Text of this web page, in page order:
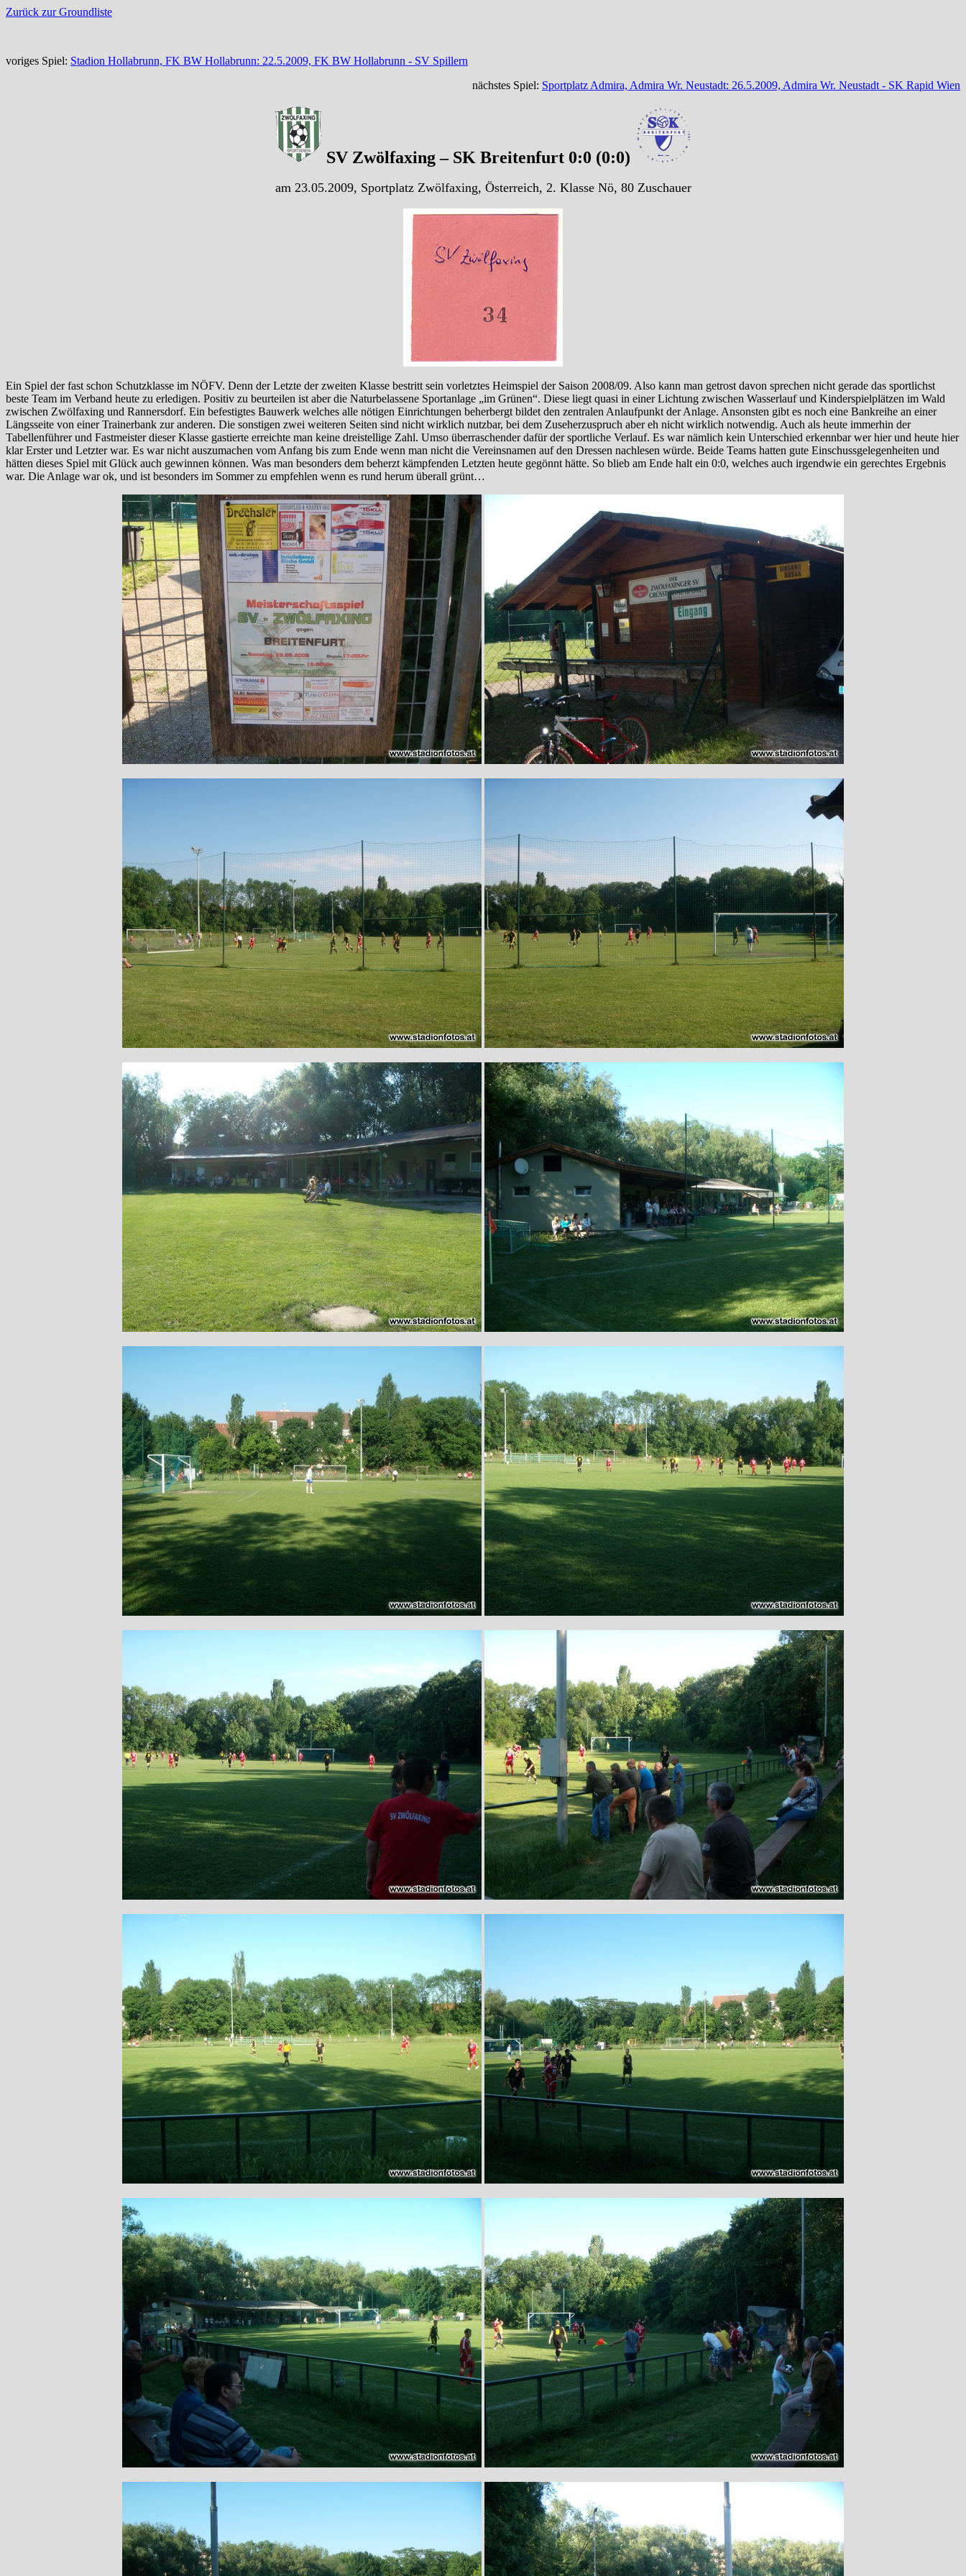
Zurück zur Groundliste
voriges Spiel: Stadion Hollabrunn, FK BW Hollabrunn: 22.5.2009, FK BW Hollabrunn - SV Spillern
nächstes Spiel: Sportplatz Admira, Admira Wr. Neustadt: 26.5.2009, Admira Wr. Neustadt - SK Rapid Wien
SV Zwölfaxing – SK Breitenfurt 0:0 (0:0)
am 23.05.2009, Sportplatz Zwölfaxing, Österreich, 2. Klasse Nö, 80 Zuschauer
Ein Spiel der fast schon Schutzklasse im NÖFV. Denn der Letzte der zweiten Klasse bestritt sein vorletztes Heimspiel der Saison 2008/09. Also kann man getrost davon sprechen nicht gerade das sportlichst
beste Team im Verband heute zu erledigen. Positiv zu beurteilen ist aber die Naturbelassene Sportanlage „im Grünen“. Diese liegt quasi in einer Lichtung zwischen Wasserlauf und Kinderspielplätzen im Wald
zwischen Zwölfaxing und Rannersdorf. Ein befestigtes Bauwerk welches alle nötigen Einrichtungen beherbergt bildet den zentralen Anlaufpunkt der Anlage. Ansonsten gibt es noch eine Bankreihe an einer
Längsseite von einer Trainerbank zur anderen. Die sonstigen zwei weiteren Seiten sind nicht wirklich nutzbar, bei dem Zuseherzuspruch aber eh nicht wirklich notwendig. Auch als heute immerhin der
Tabellenführer und Fastmeister dieser Klasse gastierte erreichte man keine dreistellige Zahl. Umso überraschender dafür der sportliche Verlauf. Es war nämlich kein Unterschied erkennbar wer hier und heute hier
klar Erster und Letzter war. Es war nicht auszumachen vom Anfang bis zum Ende wenn man nicht die Vereinsnamen auf den Dressen nachlesen würde. Beide Teams hatten gute Einschussgelegenheiten und
hätten dieses Spiel mit Glück auch gewinnen können. Was man besonders dem beherzt kämpfenden Letzten heute gegönnt hätte. So blieb am Ende halt ein 0:0, welches auch irgendwie ein gerechtes Ergebnis
war. Die Anlage war ok, und ist besonders im Sommer zu empfehlen wenn es rund herum überall grünt…